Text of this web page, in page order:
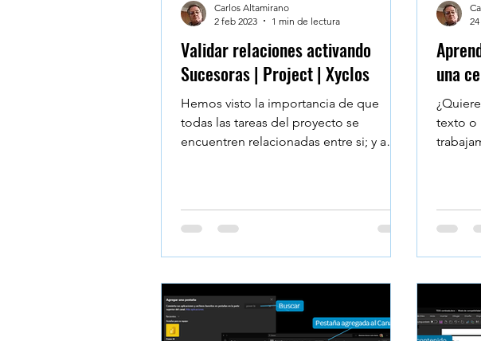
Validar relaciones activando
Sucesoras | Project | Xyclos
Hemos visto la importancia de que
todas las tareas del proyecto se
encuentren relacionadas entre si; y a
Carlos Altamirano
2 feb 2023
1 min de lectura
una
texto o
validar
errores